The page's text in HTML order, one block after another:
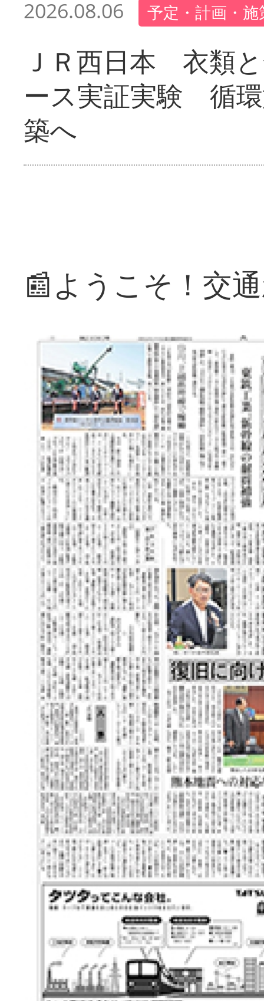
2026.08.06 予定・計画・施
ＪＲ西日本 衣類
ース実証実験 循
築へ
📰ようこそ！交